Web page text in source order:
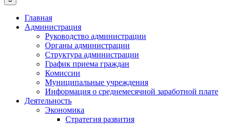
Главная
Администрация
Руководство администрации
Органы администрации
Структура администрации
График приема граждан
Комиссии
Муниципальные учреждения
Информация о среднемесячной заработной плате
Деятельность
Экономика
Стратегия развития